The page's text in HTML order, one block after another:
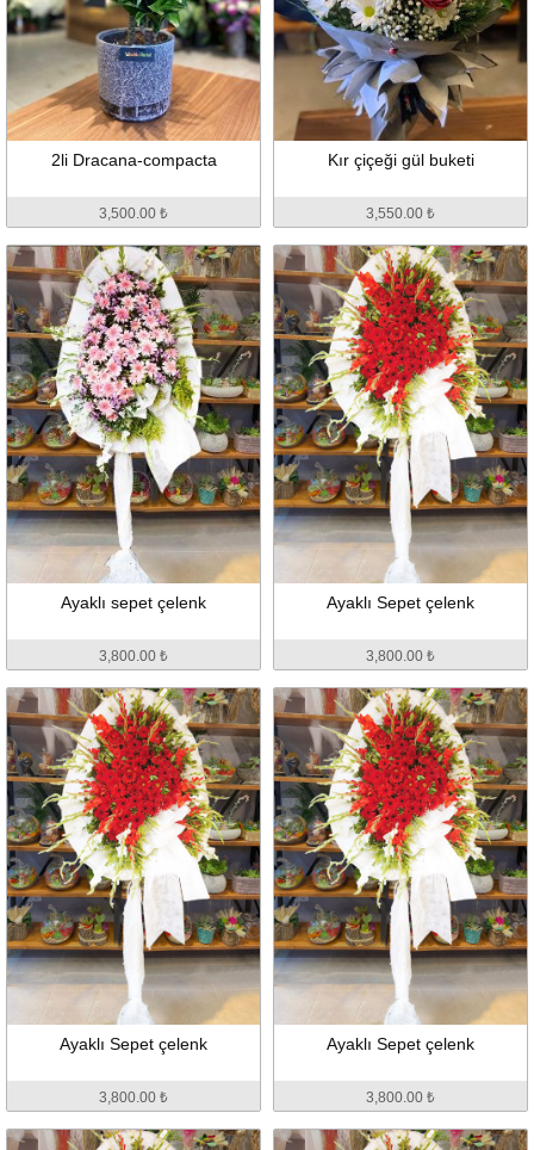
2li Dracana-compacta
3,500.00 ₺
Kır çiçeği gül buketi
3,550.00 ₺
Ayaklı sepet çelenk
3,800.00 ₺
Ayaklı Sepet çelenk
3,800.00 ₺
Ayaklı Sepet çelenk
3,800.00 ₺
Ayaklı Sepet çelenk
3,800.00 ₺